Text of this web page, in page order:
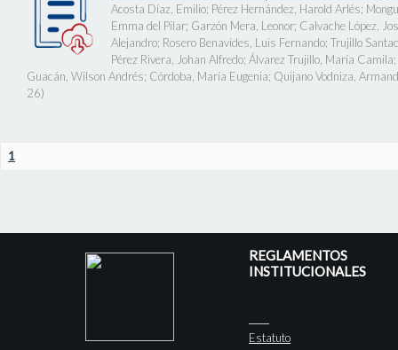
Acosta Díaz, Emilio; Pérez Hernández, Harold Arlés;
Emma del Pilar; Garzón Mera, Leonor; Calvache López,
Alejandro; Rosero Benavides, Luis Fernando; Trujillo
Pérez Rivera, Johan Alfredo; Álvarez Trujillo, María Camila;
Guacán, Wilson Andrés; Córdoba, María Eugenia; Quijano Vodniza,
26)
1
REGLAMENTOS
INSTITUCIONALES
Estatuto